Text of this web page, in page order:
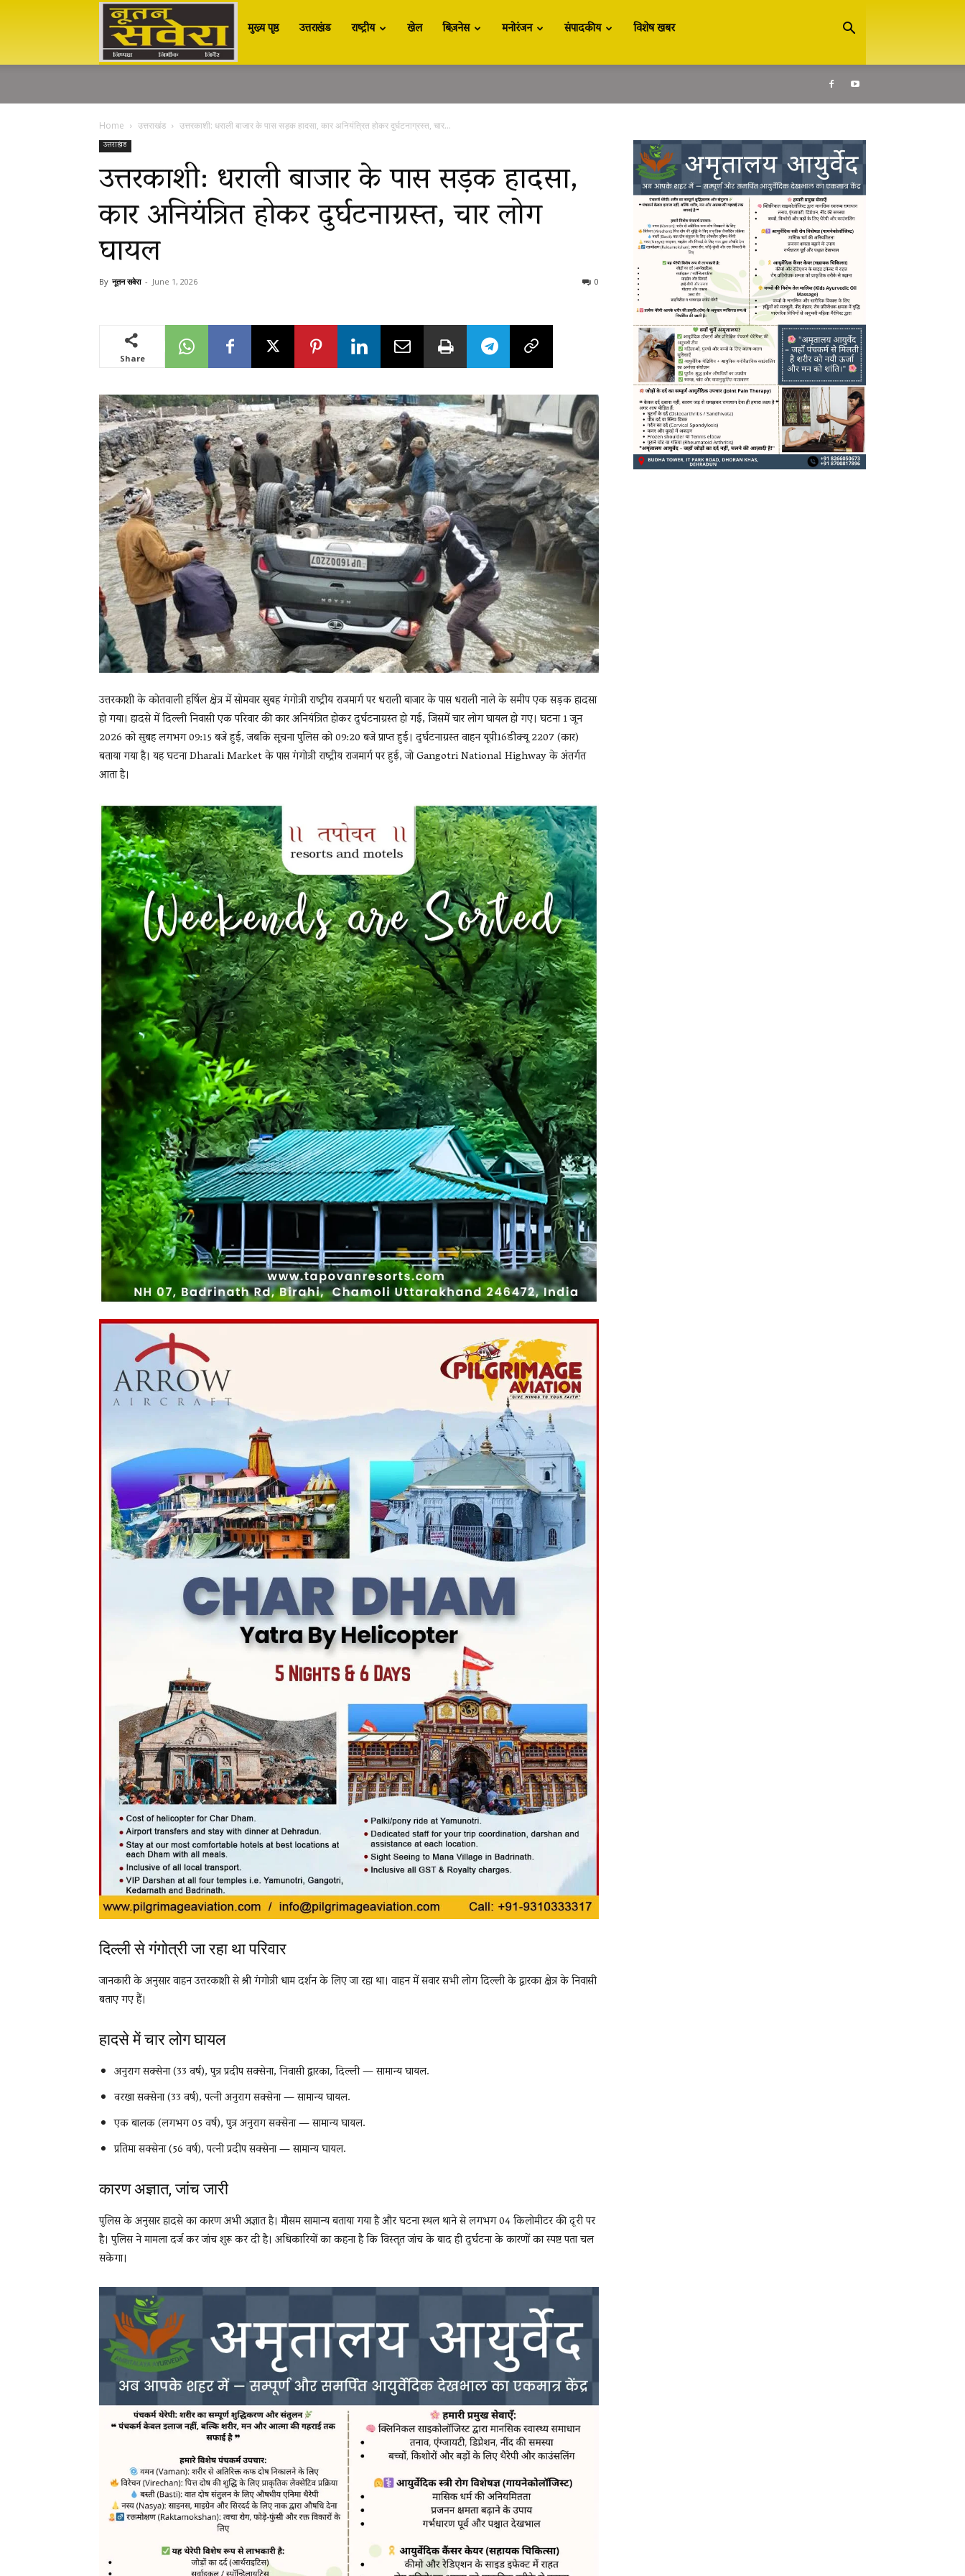
Nutan
News
LIVE
मुख्य पृष्ठ उत्तराखंड राष्ट्रीय खेल बिज़नेस मनोरंजन संपादकीय विशेष खबर
Home उत्तराखंड उत्तरकाशी: धराली बाजार के पास सड़क हादसा, कार अनियंत्रित होकर दुर्घटनाग्रस्त, चार...
उत्तराखंड
उत्तरकाशी: धराली बाजार के पास सड़क हादसा,
कार अनियंत्रित होकर दुर्घटनाग्रस्त, चार लोग
घायल
By नूतन सवेरा - June 1, 2026 0
Share
उत्तरकाशी के कोतवाली हर्षिल क्षेत्र में सोमवार सुबह गंगोत्री राष्ट्रीय राजमार्ग पर धराली बाजार के पास धराली नाले के समीप एक सड़क हादसा
हो गया। हादसे में दिल्ली निवासी एक परिवार की कार अनियंत्रित होकर दुर्घटनाग्रस्त हो गई, जिसमें चार लोग घायल हो गए। घटना 1 जून
2026 को सुबह लगभग 09:15 बजे हुई, जबकि सूचना पुलिस को 09:20 बजे प्राप्त हुई। दुर्घटनाग्रस्त वाहन यूपी16डीक्यू 2207 (कार)
बताया गया है। यह घटनाDharali Marketके पास गंगोत्री राष्ट्रीय राजमार्ग पर हुई, जोGangotri National Highwayके अंतर्गत
आता है।
दिल्ली से गंगोत्री जा रहा था परिवार
जानकारी के अनुसार वाहन उत्तरकाशी से श्री गंगोत्री धाम दर्शन के लिए जा रहा था। वाहन में सवार सभी लोग दिल्ली के द्वारका क्षेत्र के निवासी
बताए गए हैं।
हादसे में चार लोग घायल
अनुराग सक्सेना (33 वर्ष), पुत्र प्रदीप सक्सेना, निवासी द्वारका, दिल्ली — सामान्य घायल.
वरखा सक्सेना (33 वर्ष), पत्नी अनुराग सक्सेना — सामान्य घायल.
एक बालक (लगभग 05 वर्ष), पुत्र अनुराग सक्सेना — सामान्य घायल.
प्रतिमा सक्सेना (56 वर्ष), पत्नी प्रदीप सक्सेना — सामान्य घायल.
कारण अज्ञात, जांच जारी
पुलिस के अनुसार हादसे का कारण अभी अज्ञात है। मौसम सामान्य बताया गया है और घटना स्थल थाने से लगभग 04 किलोमीटर की दूरी पर
है। पुलिस ने मामला दर्ज कर जांच शुरू कर दी है। अधिकारियों का कहना है कि विस्तृत जांच के बाद ही दुर्घटना के कारणों का स्पष्ट पता चल
सकेगा।